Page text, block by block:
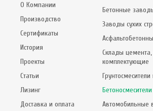
О Компании
Производство
Сертификаты
История
Проекты
Статьи
Лизинг
Доставка и оплата
Бетонные
Заводы сухих
Склады
комплектующие
Автомобильные